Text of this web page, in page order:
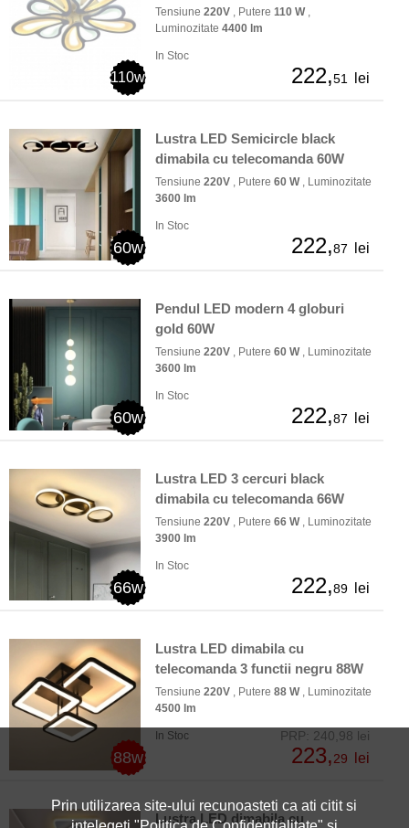
110w
Tensiune 220V , Putere 110 W,
Luminozitate 4400 lm
In Stoc
222,51 lei
60w
Lustra LED Semicircle black
dimabila cu telecomanda 60W
Tensiune 220V , Putere 60 W, Luminozitate
3600 lm
In Stoc
222,87 lei
60w
Pendul LED modern 4 globuri
gold 60W
Tensiune 220V , Putere 60 W, Luminozitate
3600 lm
In Stoc
222,87 lei
66w
Lustra LED 3 cercuri black
dimabila cu telecomanda 66W
Tensiune 220V , Putere 66 W, Luminozitate
3900 lm
In Stoc
222,89 lei
88w
Lustra LED dimabila cu
telecomanda 3 functii negru 88W
Tensiune 220V , Putere 88 W, Luminozitate
4500 lm
In Stoc PRP: 240,98 lei
223,29 lei
Lustra LED dimabila cu
Prin utilizarea site-ului recunoasteti ca ati citit si